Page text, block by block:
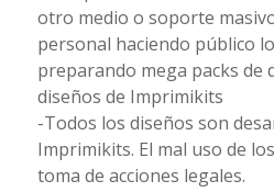
otro medio o soporte
personal haciendo público
preparando mega packs de
diseños de Imprimikits
-Todos los diseños son
Imprimikits. El mal uso de
toma de acciones legales.